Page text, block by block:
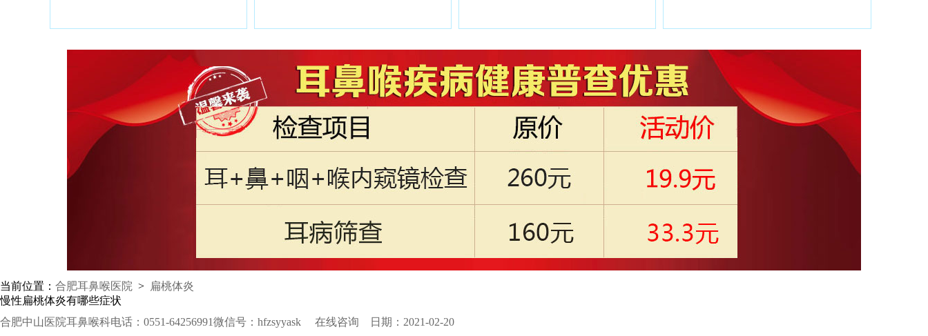
当前位置： 合肥耳鼻喉医院 > 扁桃体炎
慢性扁桃体炎有哪些症状
合肥中山医院耳鼻喉科电话：0551-64256991微信号：hfzsyyask 在线咨询
日期：2021-02-20